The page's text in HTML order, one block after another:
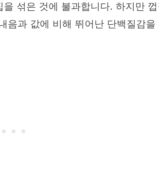
섞은 것에 불과합니다. 하지만 껍
음과 값에 비해 뛰어난 단백질감을